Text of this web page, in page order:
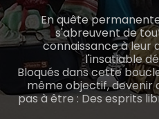
En quête
s'abreuvent de
connaissance à leur
l'insatiable
Bloqués dans cette
même objectif, devenir
pas à être : Des esprits